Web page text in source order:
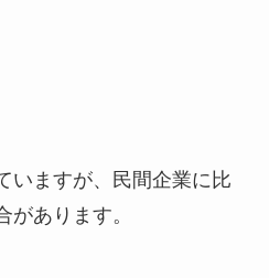
いますが、民間企業に比
あります。